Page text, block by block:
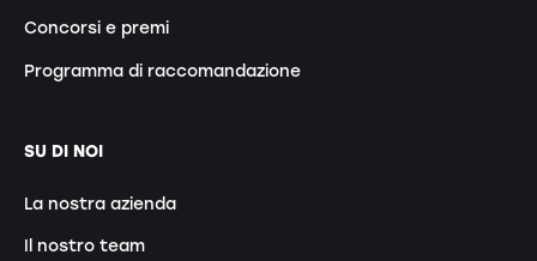
Concorsi e premi
Programma di raccomandazione
SU DI NOI
La nostra azienda
Il nostro team